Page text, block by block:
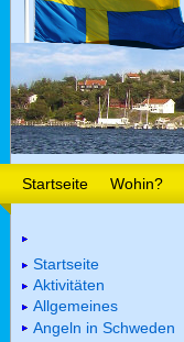
Startseite Wohin?
Startseite
Aktivitäten
Allgemeines
Angeln in Schweden